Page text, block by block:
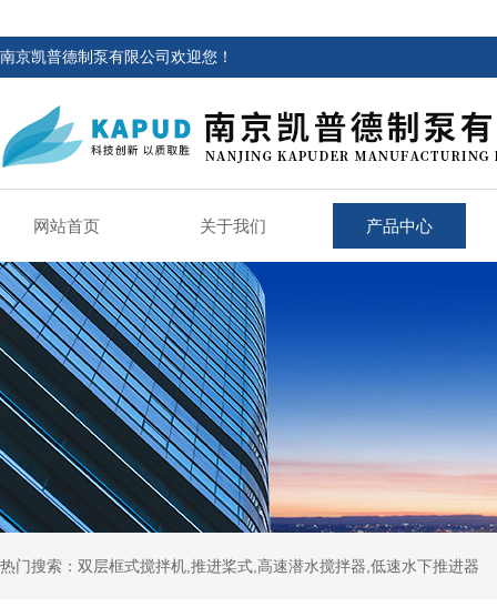
南京凯普德制泵有限公司欢迎您！
网站首页 关于我们 产品中心
热门搜索：双层框式搅拌机,推进桨式,高速潜水搅拌器,低速水下推进器